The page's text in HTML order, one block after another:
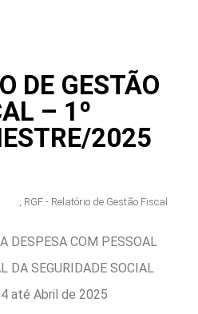
DE GESTÃO
– 1º
2025
, RGF - Relatório de Gestão Fiscal
DESPESA COM PESSOAL
DA SEGURIDADE SOCIAL
até Abril de 2025